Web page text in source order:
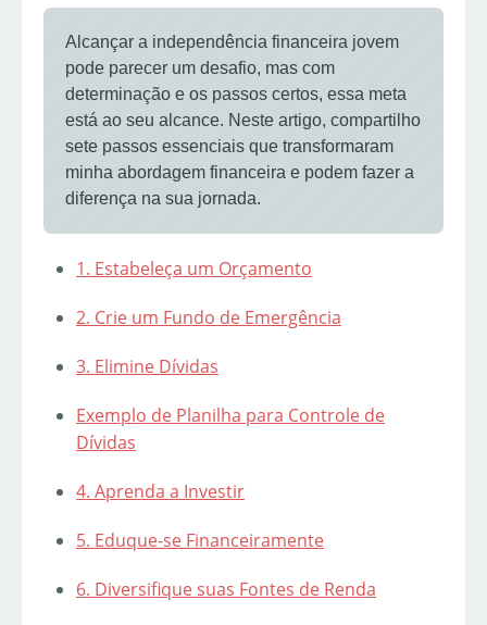
Alcançar a independência financeira jovem
pode parecer um desafio, mas com
determinação e os passos certos, essa meta
está ao seu alcance. Neste artigo, compartilho
sete passos essenciais que transformaram
minha abordagem financeira e podem fazer a
diferença na sua jornada.
1. Estabeleça um Orçamento
2. Crie um Fundo de Emergência
3. Elimine Dívidas
Exemplo de Planilha para Controle de
Dívidas
4. Aprenda a Investir
5. Eduque-se Financeiramente
6. Diversifique suas Fontes de Renda